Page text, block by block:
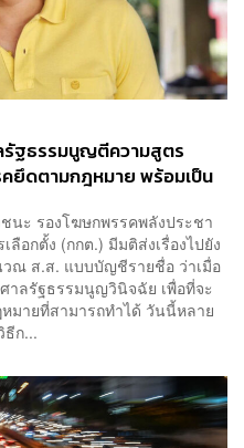
รัฐธรรมนูญตีความสูตร
ยึดตามกฎหมาย พร้อมเป็น
นะ รองโฆษกพรรคพลังประชา
อกตั้ง (กกต.) มีมติส่งเรื่องไปยัง
ณ ส.ส. แบบบัญชีรายชื่อ ว่าเมื่อ
ลรัฐธรรมนูญวินิจฉัย เพื่อที่จะ
มายที่สามารถทำได้ วันนี้หลาย
ธีก...